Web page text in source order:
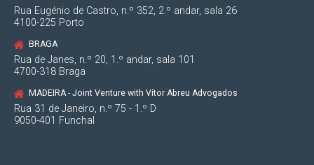
Rua Eugénio de Castro, n.º 352, 2.º andar, sala 26
4100-225 Porto
BRAGA
Rua de Janes, n.º 20, 1.º andar, sala 101
4700-318 Braga
MADEIRA - Joint Venture with Vítor Abreu Advogados
Rua 31 de Janeiro, n.º 75 - 1.º D
9050-401 Funchal